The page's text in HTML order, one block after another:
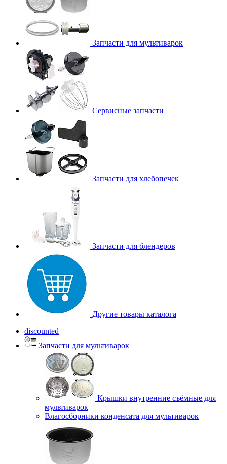
Запчасти для мультиварок
Сервисные запчасти
Запчасти для хлебопечек
Запчасти для блендеров
Другие товары каталога
discounted
Запчасти для мультиварок
Крышки внутренние съёмные для
мультиварок
Влагосборники конденсата для мультиварок